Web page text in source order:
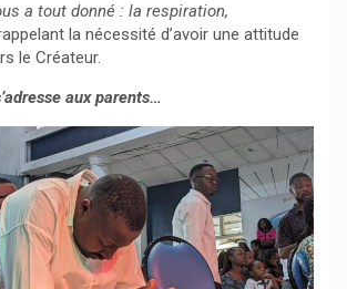
a tout donné : la respiration,
la nécessité d’avoir une attitude
le Créateur.
aux parents…